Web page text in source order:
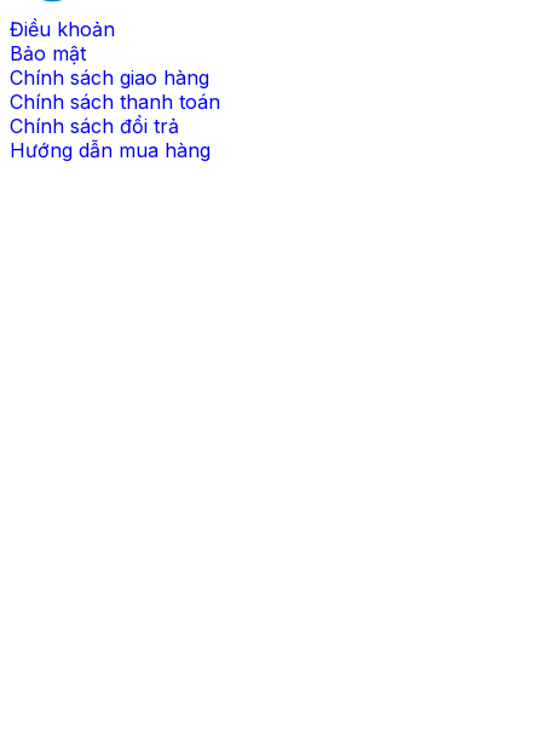
Điều khoản
Bảo mật
Chính sách giao hàng
Chính sách thanh toán
Chính sách đổi trả
Hướng dẫn mua hàng